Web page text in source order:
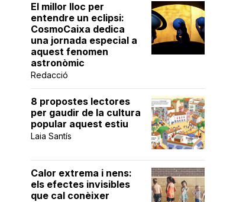
El millor lloc per
entendre un eclipsi:
CosmoCaixa dedica
una jornada especial a
aquest fenomen
astronòmic
Redacció
8 propostes lectores
per gaudir de la cultura
popular aquest estiu
Laia Santís
Calor extrema i nens:
els efectes invisibles
que cal conèixer